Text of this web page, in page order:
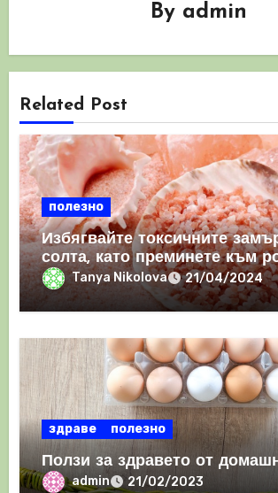
By admin
Related Post
полезно
Избягвайте токсичните
солта, като преминете към
хималайска сол
Tanya Nikolova 21/04/2024
здраве полезно
Ползи за здравето от
admin 21/02/2023